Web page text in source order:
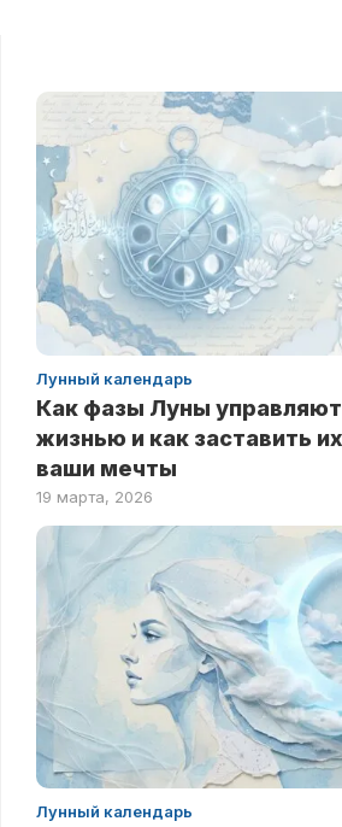
Лунный календарь
Как фазы Луны
жизнью и как заставить
ваши мечты
19 марта, 2026
Лунный календарь